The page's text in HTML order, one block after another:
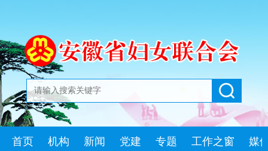
首页 机构 新闻 党建 专题 工作之窗 媒